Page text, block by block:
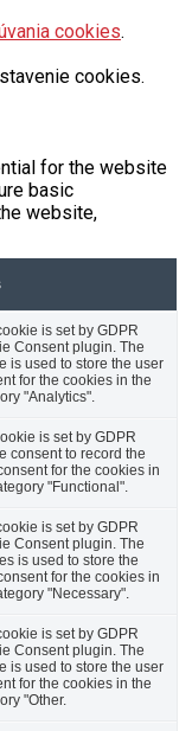
cookies.
cookies.
for the website
basic
website,
is set by GDPR
Consent plugin. The
is used to store the user
for the cookies in the
"Analytics".
is set by GDPR
consent to record the
for the cookies in
"Functional".
is set by GDPR
Consent plugin. The
is used to store the
for the cookies in
"Necessary".
is set by GDPR
Consent plugin. The
is used to store the user
for the cookies in the
"Other.